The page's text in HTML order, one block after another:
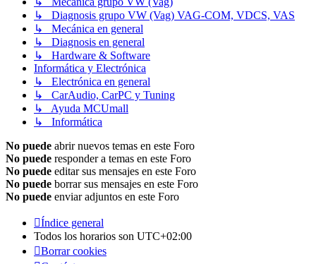
↳ Diagnosis grupo VW (Vag) VAG-COM, VDCS, VAS
↳ Mecánica en general
↳ Diagnosis en general
↳ Hardware & Software
Informática y Electrónica
↳ Electrónica en general
↳ CarAudio, CarPC y Tuning
↳ Ayuda MCUmall
↳ Informática
No puede abrir nuevos temas en este Foro
No puede responder a temas en este Foro
No puede editar sus mensajes en este Foro
No puede borrar sus mensajes en este Foro
No puede enviar adjuntos en este Foro
Índice general
Todos los horarios son UTC+02:00
Borrar cookies